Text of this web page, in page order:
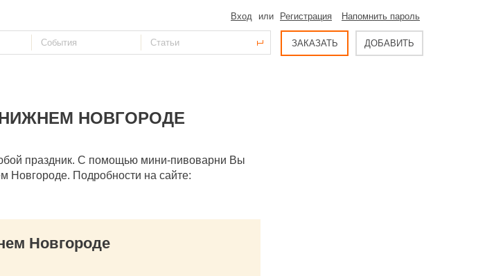
Вход или Регистрация Напомнить пароль
ЗАКАЗАТЬ ДОБАВИТЬ
НОВГОРОДЕ
праздник. С помощью мини-пивоварни Вы
Новгороде. Подробности на сайте:
Новгороде